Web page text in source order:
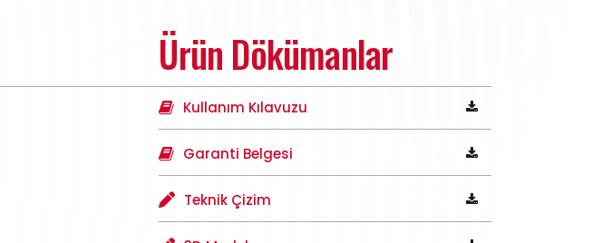
Ürün Dökümanlar
Kullanım Kılavuzu
Garanti Belgesi
Teknik Çizim